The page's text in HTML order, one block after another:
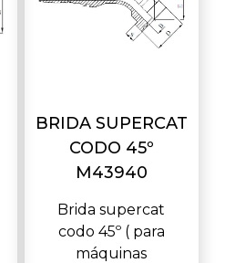
BRIDA SUPERCAT
CODO 45º
M43940
Brida supercat
codo 45º ( para
máquinas